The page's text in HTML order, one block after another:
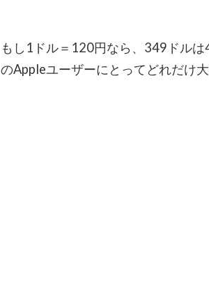
もし1ドル＝120円なら、349ドル
のAppleユーザーにとってどれだけ